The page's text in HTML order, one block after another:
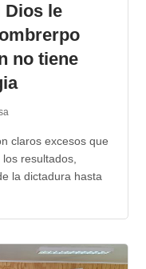
Dios le
no tiene
claros excesos que
resultados,
la dictadura hasta